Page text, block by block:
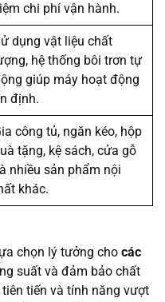
chi phí vận hành.
dụng vật liệu chất
hệ thống bôi trơn tự
giúp máy hoạt động
định.
công tủ, ngăn kéo, hộp
tặng, kệ sách, cửa gỗ
nhiều sản phẩm nội
khác.
chọn lý tưởng cho các
suất và đảm bảo chất
tiến và tính năng vượt